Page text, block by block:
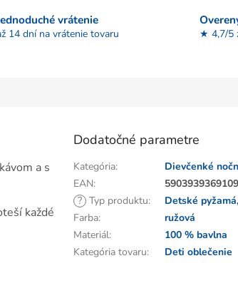
vrátenie
14 dní na vrátenie tovaru ★ 4,7/5
a s
každé
Dodatočné parametre
Kategória:
Dievčenké
EAN:
5903939369109
? Typ produktu:
Detské
Farba:
ružová
Materiál:
100 % bavlna
Kategória tovaru: Deti oblečenie